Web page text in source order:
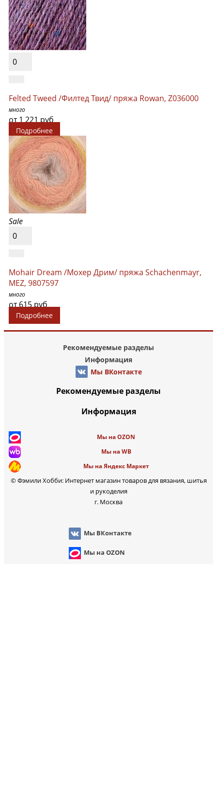
0
Felted Tweed /Филтед Твид/ пряжа Rowan, Z036000
много
от 1 221 руб
Подробнее
Sale
0
Mohair Dream /Мохер Дрим/ пряжа Schachenmayr,
MEZ, 9807597
много
от 615 руб
Подробнее
Рекомендуемые разделы
Информация
Мы ВКонтакте
Рекомендуемые разделы
Информация
Мы на OZON
Мы на WB
Мы на Яндекс Маркет
© Фэмили Хобби: Интернет магазин товаров для вязания, шитья
и рукоделия
г. Москва
Мы ВКонтакте
Мы на WB